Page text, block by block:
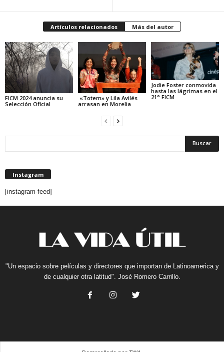
Artículos relacionados Más del autor
FICM 2024 anuncia su
Selección Oficial
«Totem» y Lila Avilés
arrasan en Morelia
Jodie Foster conmovida
hasta las lágrimas en el
21° FICM
Instagram
[instagram-feed]
"Un espacio sobre películas y directores que importan de Latinoamerica y
de cualquier otra latitud". José Romero Carrillo.